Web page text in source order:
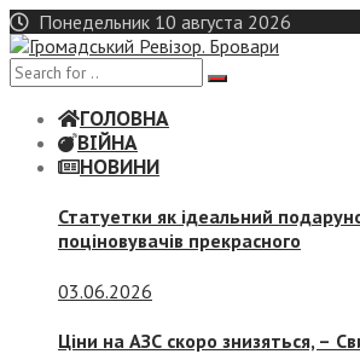
Skip
to
content
Понедельник 10 августа 2026
ГОЛОВНА
ВІЙНА
НОВИНИ
Статуетки як ідеальний
поціновувачів прекрасного
03.06.2026
Ціни на АЗС скоро знизяться, –